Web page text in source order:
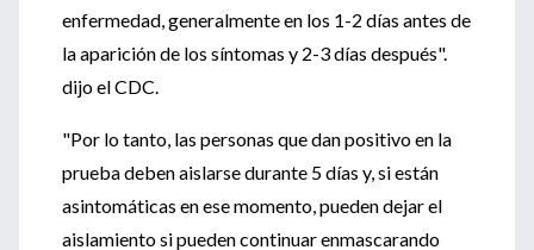
enfermedad, generalmente en los 1-2 días antes de
la aparición de los síntomas y 2-3 días después".
dijo el CDC.
"Por lo tanto, las personas que dan positivo en la
prueba deben aislarse durante 5 días y, si están
asintomáticas en ese momento, pueden dejar el
aislamiento si pueden continuar enmascarando